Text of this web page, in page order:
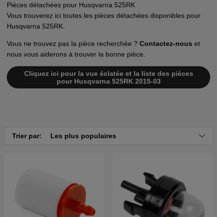
Pièces détachées pour Husqvarna 525RK
Vous trouverez ici toutes les pièces détachées disponibles pour
Husqvarna 525RK.
Vous ne trouvez pas la pièce recherchée ? Contactez-nous et
nous vous aiderons à trouver la bonne pièce.
Cliquez ici pour la vue éclatée et la liste des pièces
pour Husqvarna 525RK 2015-03
Trier par: Les plus populaires